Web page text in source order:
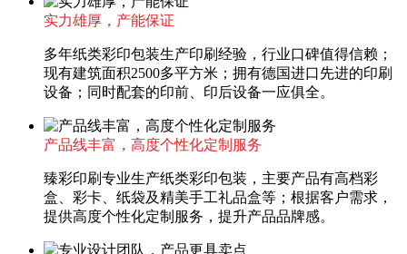
实力雄厚，产能保证
多年纸类彩印包装生产印刷经验，行业口碑值得信赖；
现有建筑面积2500多平方米；拥有德国进口先进的印刷
设备；同时配套的印前、印后设备一应俱全。
产品线丰富，高度个性化定制服务
臻彩印刷专业生产纸类彩印包装，主要产品有高档彩
盒、彩卡、纸袋及精美手工礼品盒等；根据客户需求，
提供高度个性化定制服务，提升产品品牌感。